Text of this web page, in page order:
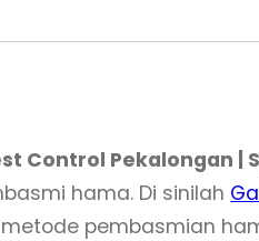
Control Pekalongan |
hama. Di sinilah
pembasmian